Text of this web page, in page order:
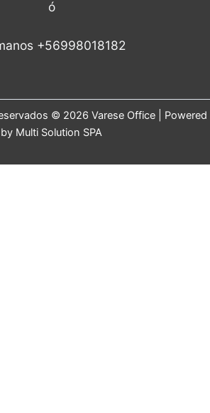
ó
+56998018182
© 2026 Varese Office | Powered
by Multi Solution SPA